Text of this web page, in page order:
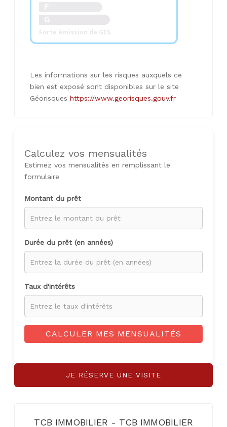
G
Forte émission de GES
Les informations sur les risques auxquels ce
bien est exposé sont disponibles sur le site
Géorisques https://www.georisques.gouv.fr
Calculez vos mensualités
Estimez vos mensualités en remplissant le
formulaire
Montant du prêt
Durée du prêt (en années)
Taux d'intérêts
CALCULER MES MENSUALITÉS
JE RÉSERVE UNE VISITE
TCB IMMOBILIER - TCB IMMOBILIER